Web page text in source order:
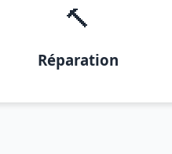
🔨
Réparation